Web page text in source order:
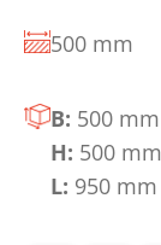
500 mm
B: 500 mm
H: 500 mm
L: 950 mm